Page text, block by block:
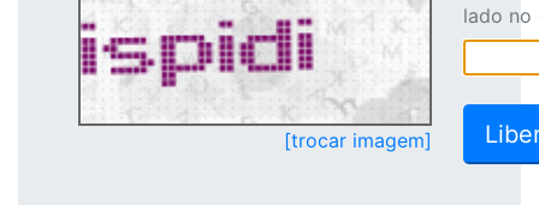
[trocar imagem]
lado no